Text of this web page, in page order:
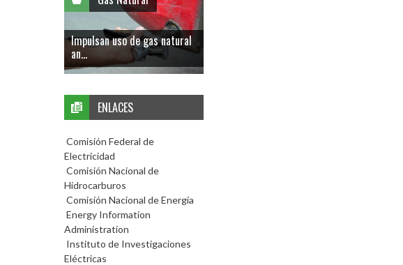
Impulsan uso de gas natural
an...
ENLACES
Comisión Federal de
Electricidad
Comisión Nacional de
Hidrocarburos
Comisión Nacional de Energía
Energy Information
Administration
Instituto de Investigaciones
Eléctricas